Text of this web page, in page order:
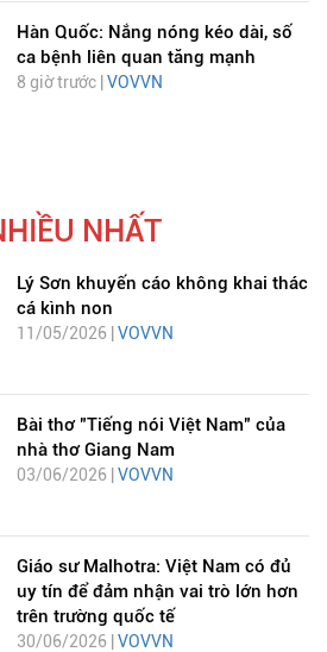
Hàn Quốc: Nắng nóng kéo dài, số
ca bệnh liên quan tăng mạnh
8 giờ trước | VOVVN
NHẤT
Lý Sơn khuyến cáo không khai thác
cá kình non
11/05/2026 | VOVVN
Bài thơ "Tiếng nói Việt Nam" của
nhà thơ Giang Nam
03/06/2026 | VOVVN
Giáo sư Malhotra: Việt Nam có đủ
uy tín để đảm nhận vai trò lớn hơn
trên trường quốc tế
30/06/2026 | VOVVN